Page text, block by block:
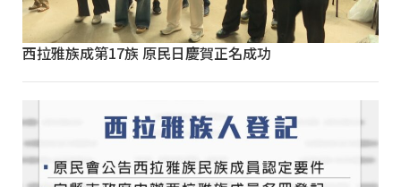
西拉雅族成第17族 原民日慶賀正名成功